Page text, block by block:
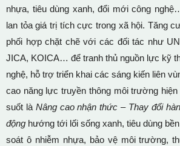
nhựa, tiêu dùng xanh, đổi mới công
lan tỏa giá trị tích cực trong xã hội. Tăng
phối hợp chặt chẽ với các đối tác như
JICA, KOICA… để tranh thủ nguồn lực kỹ
nghệ, hỗ trợ triển khai các sáng kiến liên
cao năng lực truyền thông môi trường
suốt là Nâng cao nhận thức – Thay đổi
động hướng tới lối sống xanh, tiêu dùng
soát ô nhiễm nhựa, bảo vệ môi trường,